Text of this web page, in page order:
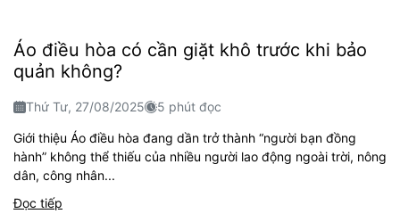
Áo điều hòa có cần giặt khô trước khi bảo
quản không?
Thứ Tư, 27/08/2025 5 phút đọc
Giới thiệu Áo điều hòa đang dần trở thành “người bạn đồng
hành” không thể thiếu của nhiều người lao động ngoài trời, nông
dân, công nhân...
Đọc tiếp